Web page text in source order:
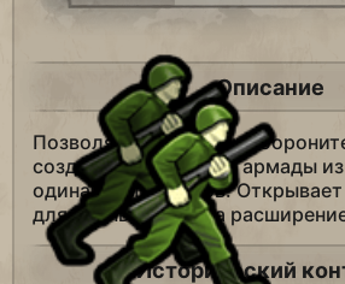
Описание
Позволяет заключать
создавать армии или армады
одинаковых юнитов.
для войны: войну за
Исторический